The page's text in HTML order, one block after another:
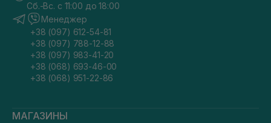
Сб.-Вс. с 11:00 до 18:00
Менеджер
+38 (097) 612-54-81
+38 (097) 788-12-88
+38 (097) 983-41-20
+38 (068) 693-46-00
+38 (068) 951-22-86
МАГАЗИНЫ